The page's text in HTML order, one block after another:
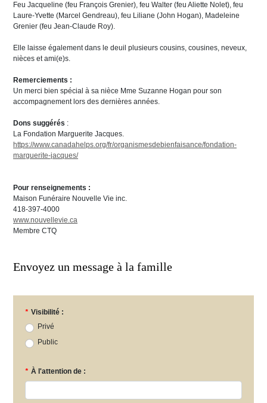
Feu Jacqueline (feu François Grenier), feu Walter (feu Aliette Nolet), feu
Laure-Yvette (Marcel Gendreau), feu Liliane (John Hogan), Madeleine
Grenier (feu Jean-Claude Roy).
Elle laisse également dans le deuil plusieurs cousins, cousines, neveux,
nièces et ami(e)s.
Remerciements :
Un merci bien spécial à sa nièce Mme Suzanne Hogan pour son
accompagnement lors des dernières années.
Dons suggérés :
La Fondation Marguerite Jacques.
https://www.canadahelps.org/fr/organismesdebienfaisance/fondation-
marguerite-jacques/
Pour renseignements :
Maison Funéraire Nouvelle Vie inc.
418-397-4000
www.nouvellevie.ca
Membre CTQ
Envoyez un message à la famille
* Visibilité :
Privé
Public
* À l'attention de :